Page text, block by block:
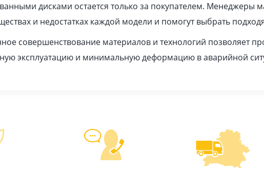
дисками остается только за покупателем. Менеджеры
и недостатках каждой модели и помогут выбрать
совершенствование материалов и технологий позволяет
эксплуатацию и минимальную деформацию в аварийной